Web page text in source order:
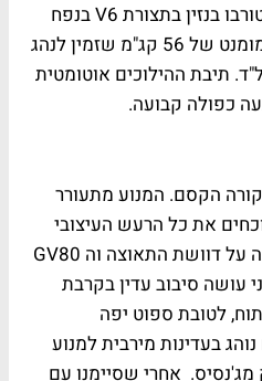
בנזין בתצורת V6בנפח
3.5 ליטר, המפיק 409 כ"ס ומומנט של 56 קג"מ שזמין לנהג
סל"ד ועד 4500 סל"ד. תיבת ההילוכים אוטומטית
כפולה קבועה.
הקסם. המנוע מתעורר
את כל הרעש העיצובי
על דוושת התאוצה וה GV80
עושה סיבוב עדין בקרבת
לטובת ספוט יפה
בעדינות מירבית למנוע
אחרי שסיימנו עם